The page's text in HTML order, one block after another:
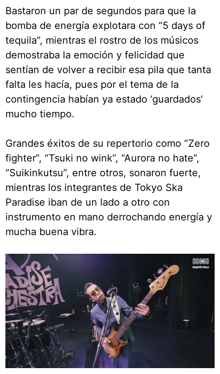
Bastaron un par de segundos para que la
bomba de energía explotara con “5 days of
tequila”, mientras el rostro de los músicos
demostraba la emoción y felicidad que
sentían de volver a recibir esa pila que tanta
falta les hacía, pues por el tema de la
contingencia habían ya estado ‘guardados’
mucho tiempo.
Grandes éxitos de su repertorio como “Zero
fighter”, “Tsuki no wink”, “Aurora no hate”,
“Suikinkutsu”, entre otros, sonaron fuerte,
mientras los integrantes de Tokyo Ska
Paradise iban de un lado a otro con
instrumento en mano derrochando energía y
mucha buena vibra.